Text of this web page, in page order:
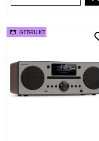
GEBRUIKT